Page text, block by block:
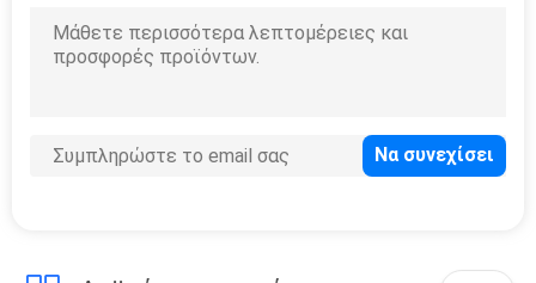
μπαταρία OPzS